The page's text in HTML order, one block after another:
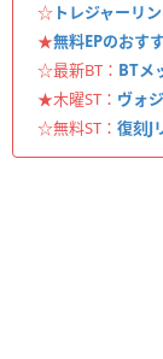
☆ トレジャーリ
★無料EPのおす
☆最新BT： BTメ
★木曜ST： ヴォ
☆無料ST： 復刻J